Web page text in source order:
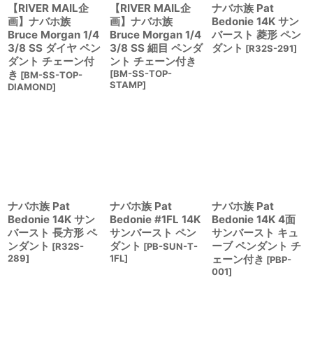
【RIVER MAIL企
画】ナバホ族
Bruce Morgan 1/4
3/8 SS ダイヤ ペン
ダント チェーン付
き [BM-SS-TOP-
DIAMOND]
【RIVER MAIL企
画】ナバホ族
Bruce Morgan 1/4
3/8 SS 細目 ペンダ
ント チェーン付き
[BM-SS-TOP-
STAMP]
ナバホ族 Pat
Bedonie 14K サン
バースト 菱形 ペン
ダント [R32S-291]
ナバホ族 Pat
Bedonie 14K サン
バースト 長方形 ペ
ンダント [R32S-
289]
ナバホ族 Pat
Bedonie #1FL 14K
サンバースト ペン
ダント [PB-SUN-T-
1FL]
ナバホ族 Pat
Bedonie 14K 4面
サンバースト キュ
ーブ ペンダント チ
ェーン付き [PBP-
001]